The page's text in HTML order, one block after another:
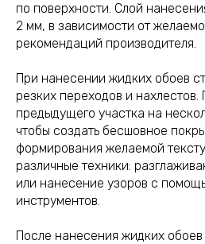
по поверхности. Слой
2 мм, в зависимости от
рекомендаций производителя.
При нанесении жидких обоев
резких переходов и
предыдущего участка на
чтобы создать бесшовное
формирования желаемой
различные техники:
или нанесение узоров с
инструментов.
После нанесения жидких